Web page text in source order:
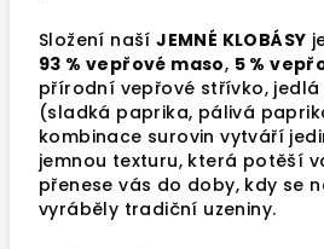
Složení našíJEMNÉ KLOBÁSY
93 % vepřové maso, 5 %
přírodní vepřové střívko,
(sladká paprika, pálivá
kombinace surovin vytváří
jemnou texturu, která potěší
přenese vás do doby, kdy se
vyráběly tradiční uzeniny.